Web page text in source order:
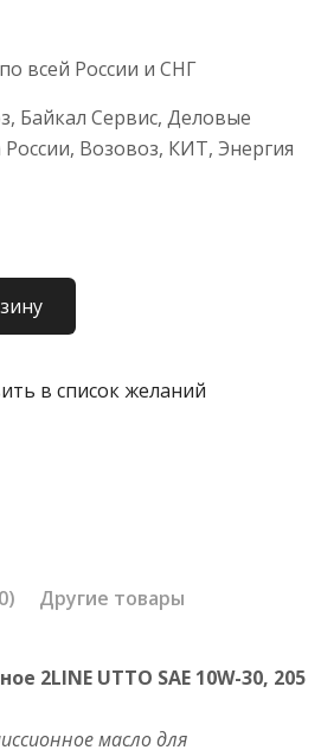
всей России и СНГ
Байкал Сервис, Деловые
Возовоз, КИТ, Энергия
в список желаний
Другие товары
2LINE UTTO SAE 10W-30, 205
масло для